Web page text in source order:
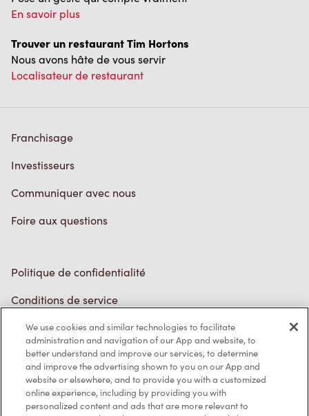
En savoir plus
Trouver un restaurant Tim Hortons
Nous avons hâte de vous servir
Localisateur de restaurant
Franchisage
Investisseurs
Communiquer avec nous
Foire aux questions
Politique de confidentialité
Conditions de service
Marques de commerce
Accessibilité
Diagnostic
We use cookies and similar technologies to facilitate
administration and navigation of our App and website, to
better understand and improve our services, to determine
and improve the advertising shown to you on our App and
website or elsewhere, and to provide you with a customized
online experience, including by providing you with
personalized content and ads that are more relevant to